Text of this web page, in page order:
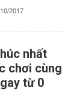
2017
nhất
chơi cùng
từ 0